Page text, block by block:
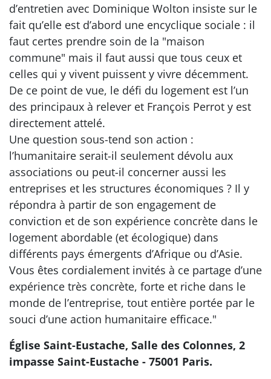
d’entretien avec Dominique Wolton insiste sur le
fait qu’elle est d’abord une encyclique sociale : il
faut certes prendre soin de la "maison
commune" mais il faut aussi que tous ceux et
celles qui y vivent puissent y vivre décemment.
De ce point de vue, le défi du logement est l’un
des principaux à relever et François Perrot y est
directement attelé.
Une question sous-tend son action :
l’humanitaire serait-il seulement dévolu aux
associations ou peut-il concerner aussi les
entreprises et les structures économiques ? Il y
répondra à partir de son engagement de
conviction et de son expérience concrète dans le
logement abordable (et écologique) dans
différents pays émergents d’Afrique ou d’Asie.
Vous êtes cordialement invités à ce partage d’une
expérience très concrète, forte et riche dans le
monde de l’entreprise, tout entière portée par le
souci d’une action humanitaire efficace."
Église Saint-Eustache, Salle des Colonnes, 2
impasse Saint-Eustache - 75001 Paris.